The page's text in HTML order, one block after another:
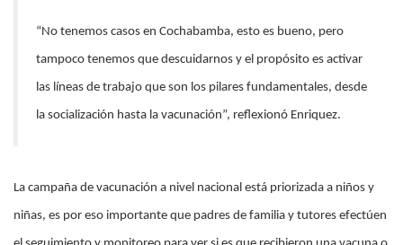
“No tenemos casos en Cochabamba, esto es bueno, pero
tampoco tenemos que descuidarnos y el propósito es activar
las líneas de trabajo que son los pilares fundamentales, desde
la socialización hasta la vacunación”, reflexionó Enriquez.
La campaña de vacunación a nivel nacional está priorizada a niños y
niñas, es por eso importante que padres de familia y tutores efectúen